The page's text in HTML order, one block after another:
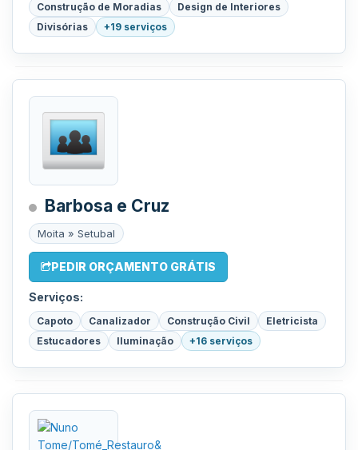
Construção de Moradias
Design de Interiores
Divisórias
+19 serviços
Barbosa e Cruz
Moita » Setubal
PEDIR ORÇAMENTO GRÁTIS
Serviços:
Capoto Canalizador Construção Civil
Eletricista
Estucadores
Iluminação +16 serviços